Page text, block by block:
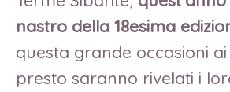
nastro della 18esima
questa grande occasioni
presto saranno rivelati i